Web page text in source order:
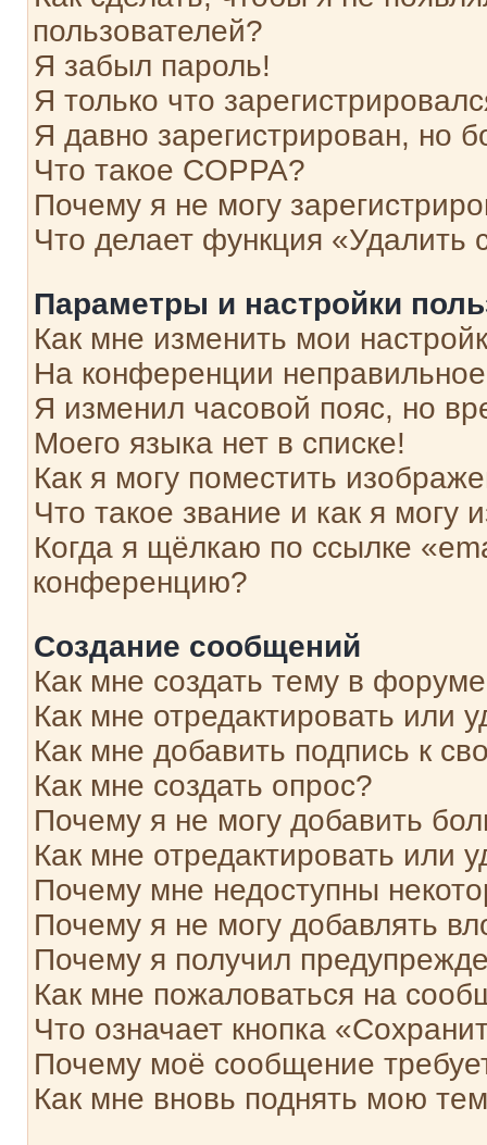
пользователей?
Я забыл пароль!
Я только что
Я давно зарегистрирован, но
Что такое COPPA?
Почему я не могу
Что делает функция «Удалить
Параметры и настройки
Как мне изменить мои
На конференции
Я изменил часовой пояс, но
Моего языка нет в списке!
Как я могу поместить
Что такое звание и как я могу
Когда я щёлкаю по ссылке
конференцию?
Создание сообщений
Как мне создать тему в
Как мне отредактировать или
Как мне добавить подпись к
Как мне создать опрос?
Почему я не могу добавить
Как мне отредактировать или
Почему мне недоступны
Почему я не могу добавлять
Почему я получил
Как мне пожаловаться на
Что означает кнопка
Почему моё сообщение
Как мне вновь поднять мою